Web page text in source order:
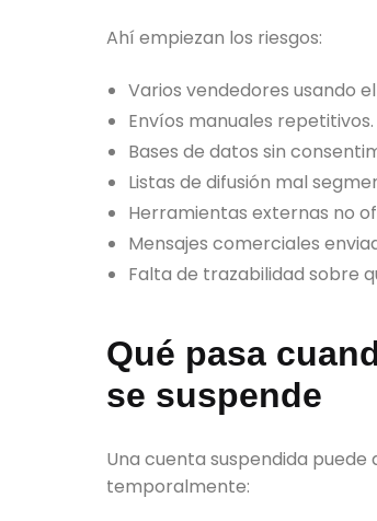
Ahí empiezan los riesgos:
Varios vendedores usando
Envíos manuales repetitivos.
Bases de datos sin
Listas de difusión mal
Herramientas externas no
Mensajes comerciales
Falta de trazabilidad sobre
Qué pasa
se suspende
Una cuenta suspendida
temporalmente: